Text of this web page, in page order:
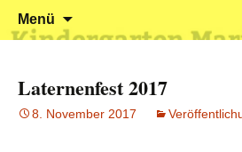
Kindergarten
Klein reingehen –
Menü
Laternenfest 2017
8. November 2017